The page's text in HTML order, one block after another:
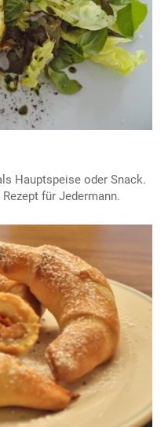
Hauptspeise oder Snack.
für Jedermann.